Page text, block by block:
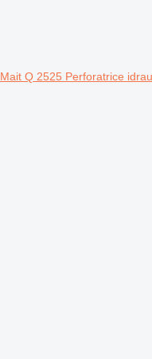
Mait Q 2525 Perforatrice